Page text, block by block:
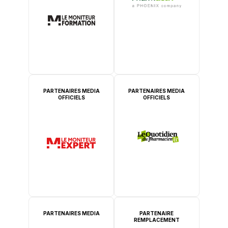
PARTENAIRES MEDIA
OFFICIELS
PARTENAIRES MEDIA
OFFICIELS
PARTENAIRES MEDIA
PARTENAIRE
REMPLACEMENT